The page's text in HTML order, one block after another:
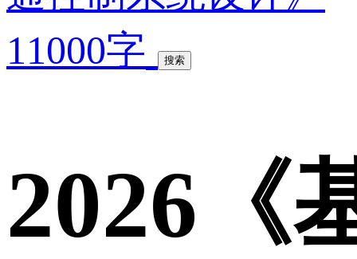
11000字
搜索
2026《